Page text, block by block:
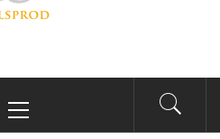
De Délicieux Plats
principal